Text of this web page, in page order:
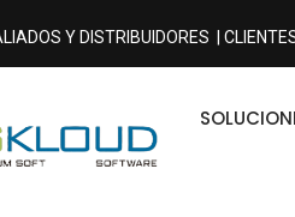
Y DISTRIBUIDORES |